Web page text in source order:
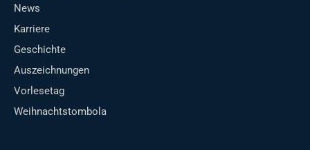
News
Karriere
Geschichte
Auszeichnungen
Vorlesetag
Weihnachtstombola